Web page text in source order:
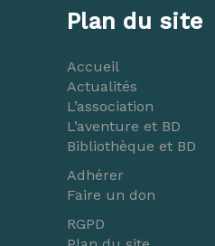
Plan du site
Accueil
Actualités
L’association
L’aventure et BD
Bibliothèque et BD
Adhérer
Faire un don
RGPD